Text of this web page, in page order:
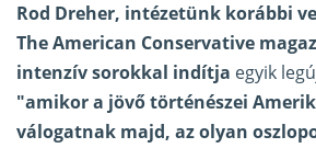
Rod Dreher, intézetünk korábbi
The American Conservative
intenzív sorokkal indítja egyik
"amikor a jövő történészei
válogatnak majd, az olyan